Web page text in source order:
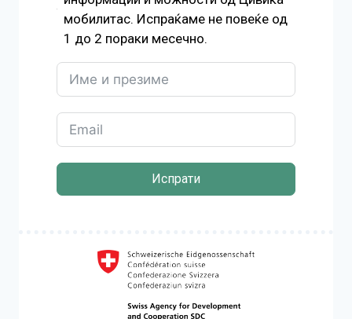
мобилитас. Испраќаме не повеќе од
1 до 2 пораки месечно.
Испрати